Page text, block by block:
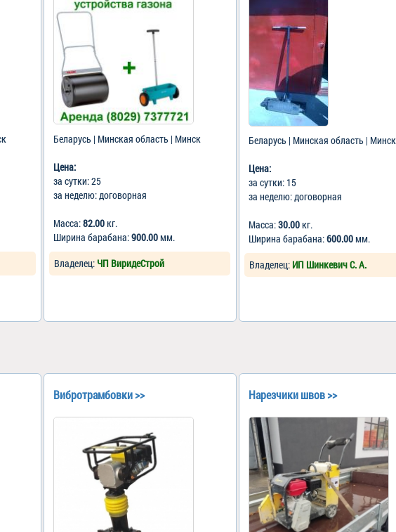
Беларусь | Минская область | Минск
Цена:
за сутки: 25
за неделю: договорная
Масса:82.00кг.
Ширина барабана:900.00мм.
Владелец:ЧП ВиридеСтрой
Беларусь | Минская область | Минск
Цена:
за сутки: 15
за неделю: договорная
Масса:30.00кг.
Ширина барабана:600.00мм.
Владелец: ИП Шинкевич С. А.
Вибротрамбовки >> Нарезчики швов >>